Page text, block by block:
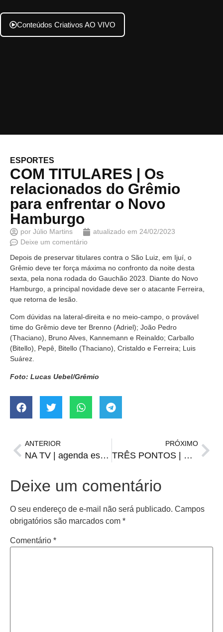
Conteúdos Criativos AO VIVO
ESPORTES
COM TITULARES | Os
relacionados do Grêmio
para enfrentar o Novo
Hamburgo
por Júlio Martins atualizado em 24/02/2023
Deixe um comentário
Depois de preservar titulares contra o São Luiz, em Ijuí, o
Grêmio deve ter força máxima no confronto da noite desta
sexta, pela nona rodada do Gauchão 2023. Diante do Novo
Hamburgo, a principal novidade deve ser o atacante Ferreira,
que retorna de lesão.
Com dúvidas na lateral-direita e no meio-campo, o provável
time do Grêmio deve ter Brenno (Adriel); João Pedro
(Thaciano), Bruno Alves, Kannemann e Reinaldo; Carballo
(Bitello), Pepê, Bitello (Thaciano), Cristaldo e Ferreira; Luis
Suárez.
Foto: Lucas Uebel/Grêmio
ANTERIOR
NA TV | agenda esportiva de sexta-feira, 24 de fevereiro
PRÓXIMO
TRÊS PONTOS | Grêmio pode encaminhar primeiro lugar contra o Novo Hamburgo
Deixe um comentário
O seu endereço de e-mail não será publicado. Campos
obrigatórios são marcados com *
Comentário *